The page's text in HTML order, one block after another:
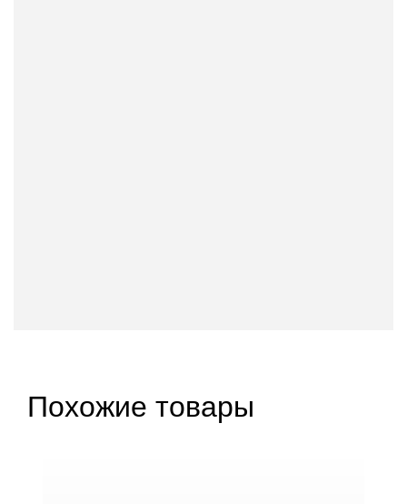
Похожие товары